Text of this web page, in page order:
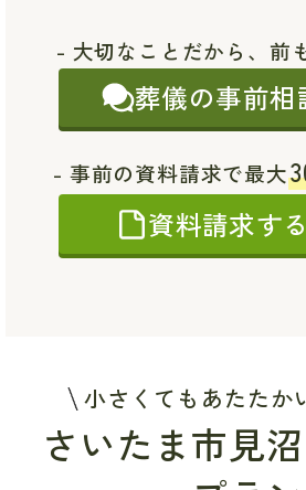
- 大切なことだから、前
葬儀の事前相
- 事前の資料請求で最大
資料請求する
小さくてもあたたか
さいたま市見